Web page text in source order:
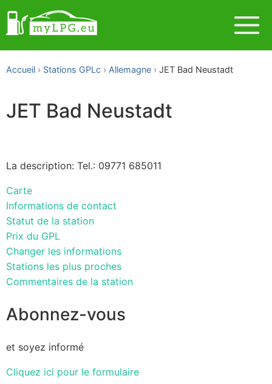
Accueil Stations GPLc Allemagne JET Bad Neustadt
JET Bad Neustadt
La description: Tel.: 09771 685011
Carte
Informations de contact
Statut de la station
Prix du GPL
Changer les informations
Stations les plus proches
Commentaires de la station
Abonnez-vous
et soyez informé
Cliquez ici pour le formulaire